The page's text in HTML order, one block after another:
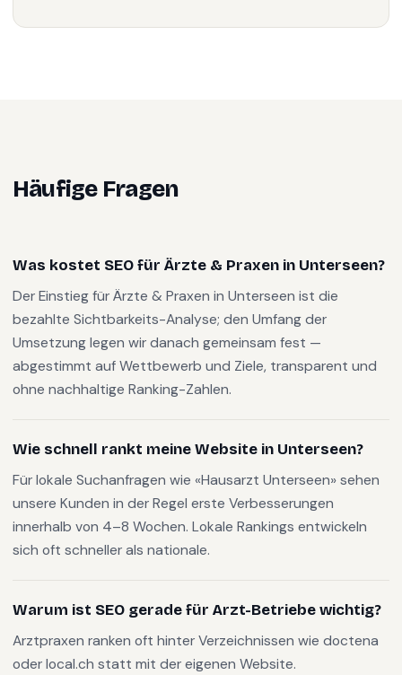
Häufige Fragen
Was kostet SEO für Ärzte & Praxen in Unterseen?
Der Einstieg für Ärzte & Praxen in Unterseen ist die
bezahlte Sichtbarkeits-Analyse; den Umfang der
Umsetzung legen wir danach gemeinsam fest —
abgestimmt auf Wettbewerb und Ziele, transparent und
ohne nachhaltige Ranking-Zahlen.
Wie schnell rankt meine Website in Unterseen?
Für lokale Suchanfragen wie «Hausarzt Unterseen» sehen
unsere Kunden in der Regel erste Verbesserungen
innerhalb von 4–8 Wochen. Lokale Rankings entwickeln
sich oft schneller als nationale.
Warum ist SEO gerade für Arzt-Betriebe wichtig?
Arztpraxen ranken oft hinter Verzeichnissen wie doctena
oder local.ch statt mit der eigenen Website.